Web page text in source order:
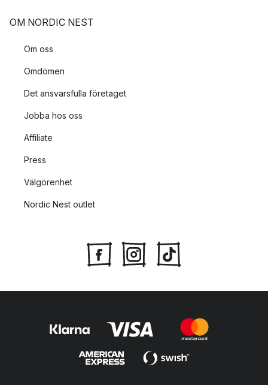
OM NORDIC NEST
Om oss
Omdömen
Det ansvarsfulla företaget
Jobba hos oss
Affiliate
Press
Välgörenhet
Nordic Nest outlet